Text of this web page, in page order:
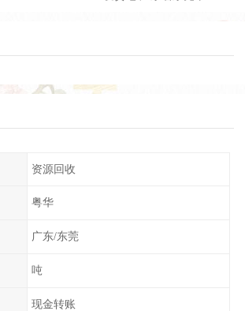
资源回收
粤华
广东/东莞
吨
现金转账